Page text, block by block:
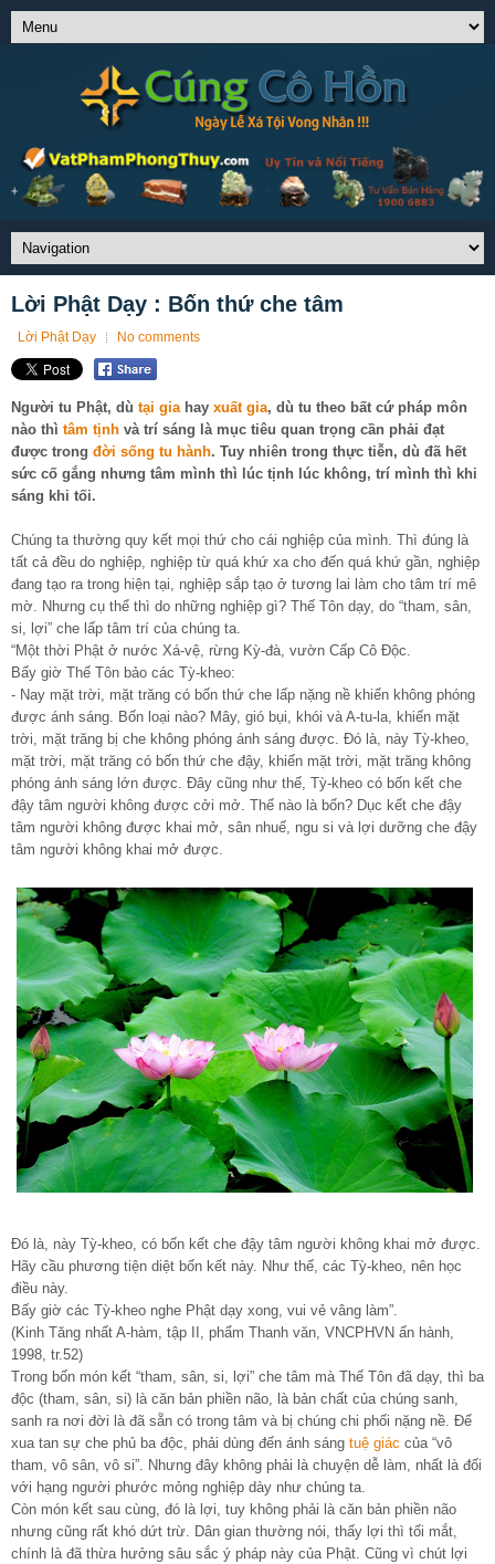
Lời Phật Dạy : Bốn thứ che tâm
Lời Phật Dạy No comments
Người tu Phật, dù tại giahay xuất gia, dù tu theo bất cứ pháp môn
nào thì tâm tịnh và trí sáng là mục tiêu quan trọng cần phải đạt
được trong đời sống tu hành. Tuy nhiên trong thực tiễn, dù đã hết
sức cố gắng nhưng tâm mình thì lúc tịnh lúc không, trí mình thì khi
sáng khi tối.
Chúng ta thường quy kết mọi thứ cho cái nghiệp của mình. Thì đúng là
tất cả đều do nghiệp, nghiệp từ quá khứ xa cho đến quá khứ gần, nghiệp
đang tạo ra trong hiện tại, nghiệp sắp tạo ở tương lai làm cho tâm trí mê
mờ. Nhưng cụ thể thì do những nghiệp gì? Thế Tôn dạy, do “tham, sân,
si, lợi” che lấp tâm trí của chúng ta.
“Một thời Phật ở nước Xá-vệ, rừng Kỳ-đà, vườn Cấp Cô Độc.
Bấy giờ Thế Tôn bảo các Tỳ-kheo:
- Nay mặt trời, mặt trăng có bốn thứ che lấp nặng nề khiến không phóng
được ánh sáng. Bốn loại nào? Mây, gió bụi, khói và A-tu-la, khiến mặt
trời, mặt trăng bị che không phóng ánh sáng được. Đó là, này Tỳ-kheo,
mặt trời, mặt trăng có bốn thứ che đậy, khiến mặt trời, mặt trăng không
phóng ánh sáng lớn được. Đây cũng như thế, Tỳ-kheo có bốn kết che
đậy tâm người không được cởi mở. Thế nào là bốn? Dục kết che đậy
tâm người không được khai mở, sân nhuế, ngu si và lợi dưỡng che đậy
tâm người không khai mở được.
Đó là, này Tỳ-kheo, có bốn kết che đậy tâm người không khai mở được.
Hãy cầu phương tiện diệt bốn kết này. Như thế, các Tỳ-kheo, nên học
điều này.
Bấy giờ các Tỳ-kheo nghe Phật dạy xong, vui vẻ vâng làm”.
(Kinh Tăng nhất A-hàm, tập II, phẩm Thanh văn, VNCPHVN ấn hành,
1998, tr.52)
Trong bốn món kết “tham, sân, si, lợi” che tâm mà Thế Tôn đã dạy, thì ba
độc (tham, sân, si) là căn bản phiền não, là bản chất của chúng sanh,
sanh ra nơi đời là đã sẵn có trong tâm và bị chúng chi phối nặng nề. Để
xua tan sự che phủ ba độc, phải dùng đến ánh sáng tuệ giác của “vô
tham, vô sân, vô si”. Nhưng đây không phải là chuyện dễ làm, nhất là đối
với hạng người phước mỏng nghiệp dày như chúng ta.
Còn món kết sau cùng, đó là lợi, tuy không phải là căn bản phiền não
nhưng cũng rất khó dứt trừ. Dân gian thường nói, thấy lợi thì tối mắt,
chính là đã thừa hưởng sâu sắc ý pháp này của Phật. Cũng vì chút lợi